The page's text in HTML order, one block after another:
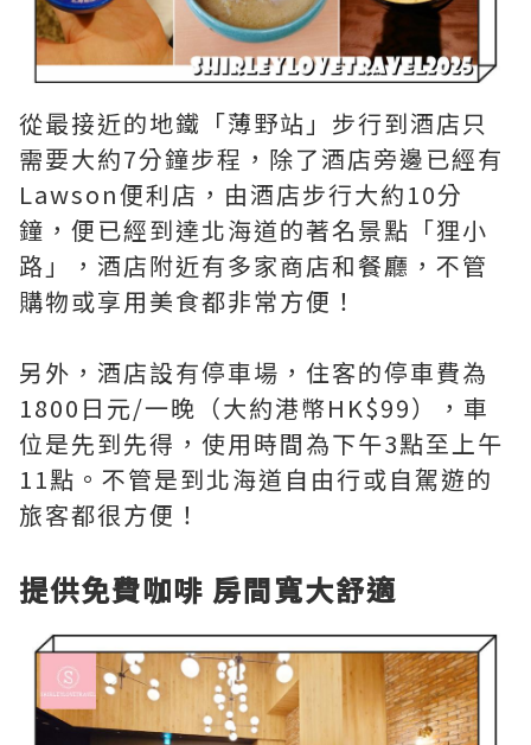
從最接近的地鐵「薄野站」步行到酒店只
需要大約7分鐘步程，除了酒店旁邊已經有
Lawson便利店，由酒店步行大約10分
鐘，便已經到達北海道的著名景點「狸小
路」，酒店附近有多家商店和餐廳，不管
購物或享用美食都非常方便！
另外，酒店設有停車場，住客的停車費為
1800日元/一晚（大約港幣HK$99），車
位是先到先得，使用時間為下午3點至上午
11點。不管是到北海道自由行或自駕遊的
旅客都很方便！
提供免費咖啡 房間寬大舒適